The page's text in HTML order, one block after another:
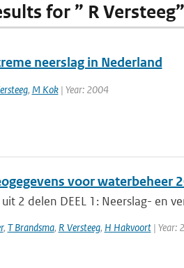
for ” R Versteeg”
neerslag in Nederland
, M Kok| Year: 2004
voor waterbeheer
2 delen DEEL 1: Neerslag- en
, T Brandsma, R Versteeg, H Hakvoort| Year: